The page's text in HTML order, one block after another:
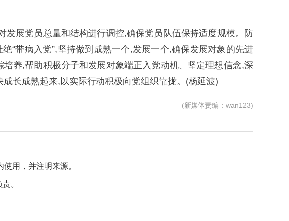
展党员总量和结构进行调控,确保党员队伍保持适度规模。防
“带病入党”,坚持做到成熟一个,发展一个,确保发展对象的先进
养,帮助积极分子和发展对象端正入党动机、坚定理想信念,深
长成熟起来,以实际行动积极向党组织靠拢。(杨延波)
(新媒体责编：wan123)
用，并注明来源。
。